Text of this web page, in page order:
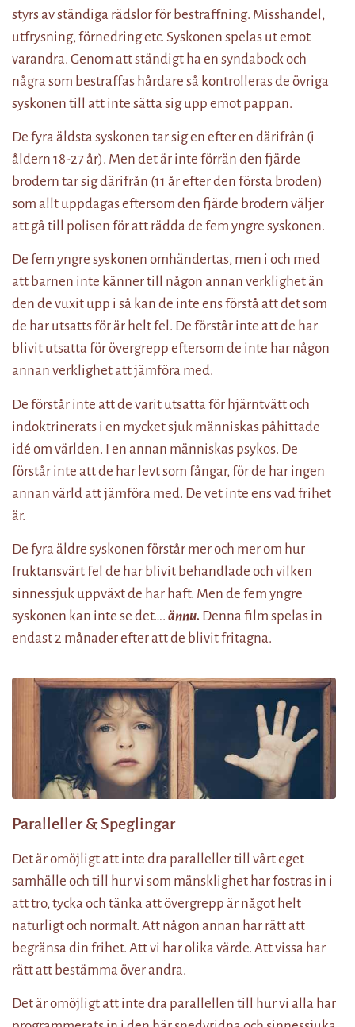
styrs av ständiga rädslor för bestraffning. Misshandel,
utfrysning, förnedring etc. Syskonen spelas ut emot
varandra. Genom att ständigt ha en syndabock och
några som bestraffas hårdare så kontrolleras de övriga
syskonen till att inte sätta sig upp emot pappan.
De fyra äldsta syskonen tar sig en efter en därifrån (i
åldern 18-27 år). Men det är inte förrän den fjärde
brodern tar sig därifrån (11 år efter den första broden)
som allt uppdagas eftersom den fjärde brodern väljer
att gå till polisen för att rädda de fem yngre syskonen.
De fem yngre syskonen omhändertas, men i och med
att barnen inte känner till någon annan verklighet än
den de vuxit upp i så kan de inte ens förstå att det som
de har utsatts för är helt fel. De förstår inte att de har
blivit utsatta för övergrepp eftersom de inte har någon
annan verklighet att jämföra med.
De förstår inte att de varit utsatta för hjärntvätt och
indoktrinerats i en mycket sjuk människas påhittade
idé om världen. I en annan människas psykos. De
förstår inte att de har levt som fångar, för de har ingen
annan värld att jämföra med. De vet inte ens vad frihet
är.
De fyra äldre syskonen förstår mer och mer om hur
fruktansvärt fel de har blivit behandlade och vilken
sinnessjuk uppväxt de har haft. Men de fem yngre
syskonen kan inte se det…. ännu. Denna film spelas in
endast 2 månader efter att de blivit fritagna.
Paralleller & Speglingar
Det är omöjligt att inte dra paralleller till vårt eget
samhälle och till hur vi som mänsklighet har fostras in i
att tro, tycka och tänka att övergrepp är något helt
naturligt och normalt. Att någon annan har rätt att
begränsa din frihet. Att vi har olika värde. Att vissa har
rätt att bestämma över andra.
Det är omöjligt att inte dra parallellen till hur vi alla har